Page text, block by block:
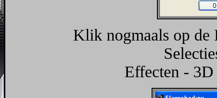
Klik nogmaals op de
Effecten -